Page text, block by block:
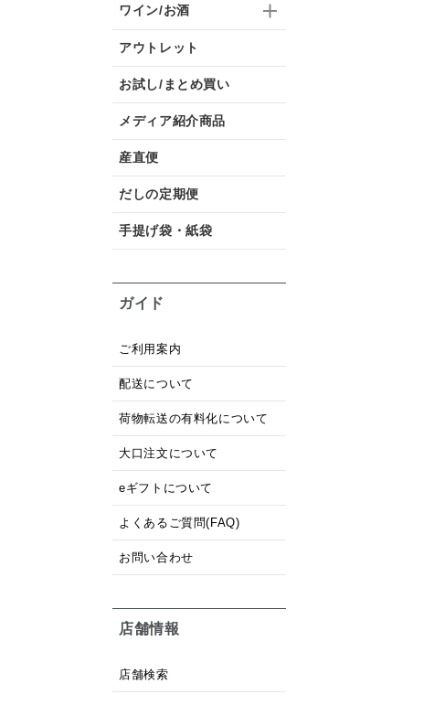
ワイン/お酒
アウトレット
お試し/まとめ買い
メディア紹介商品
産直便
だしの定期便
手提げ袋・紙袋
ガイド
ご利用案内
配送について
荷物転送の有料化について
大口注文について
eギフトについて
よくあるご質問(FAQ)
お問い合わせ
店舗情報
店舗検索